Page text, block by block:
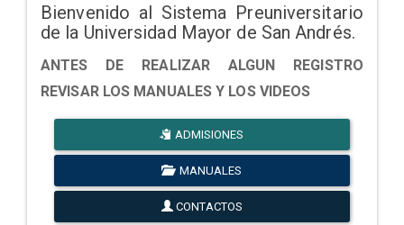
Bienvenido al Sistema Preuniversitario
de la Universidad Mayor de San Andrés.
ANTES DE REALIZAR ALGUN REGISTRO
REVISAR LOS MANUALES Y LOS VIDEOS
ADMISIONES
MANUALES
CONTACTOS